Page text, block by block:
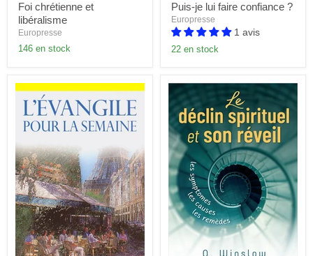
Foi chrétienne et
libéralisme
Europresse
146 en stock
Puis-je lui faire confiance ?
Europresse
1 avis
22 en stock